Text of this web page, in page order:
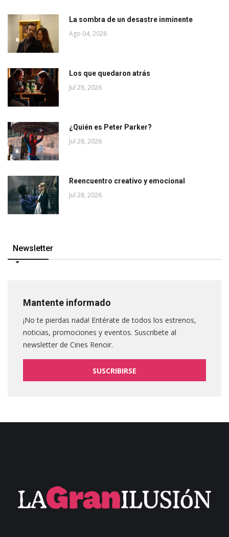
La sombra de un desastre inminente
Ago 04, 2026
Los que quedaron atrás
Jul 28, 2026
¿Quién es Peter Parker?
Jul 28, 2026
Reencuentro creativo y emocional
Jul 28, 2026
Newsletter
Mantente informado
¡No te pierdas nada! Entérate de todos los estrenos,
noticias, promociones y eventos. Suscribete al
newsletter de Cines Renoir.
SUSCRIBIRSE